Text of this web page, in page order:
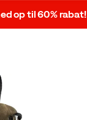
op til 60% rabat!